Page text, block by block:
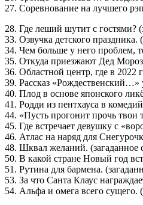
27. Соревнование на лучшего
28. Где леший шутит с гостями?
33. Озвучка детского праздника.
34. Чем больше у него проблем,
35. Откуда приезжают Дед Мороз
36. Областной центр, где в 2022
39. Рассказ «Рождественский…»
40. Плод в основе японского
41. Родди из пентхауса в
44. «Пусть прогонит прочь твои
45. Где встречает девушку с
46. Атлас на наряд для
48. Шквал желаний. (загаданное
50. В какой стране Новый год
51. Рутина для бармена.
53. За что Санта Клаус
54. Альфа и омега всего сущего.